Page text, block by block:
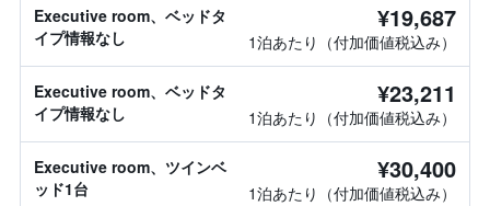
Executive room、ベッドタ
イプ情報なし
¥19,687
1泊あたり（付加価値税込み）
Executive room、ベッドタ
イプ情報なし
¥23,211
1泊あたり（付加価値税込み）
Executive room、ツインベ
ッド1台
¥30,400
1泊あたり（付加価値税込み）